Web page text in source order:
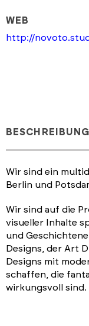
WEB
http://
BESCHREIBUNG
Wir sind ein
Berlin und
Wir sind auf die
visueller Inhalte
und
Designs, der Art
Designs mit
schaffen, die
wirkungsvoll sind.